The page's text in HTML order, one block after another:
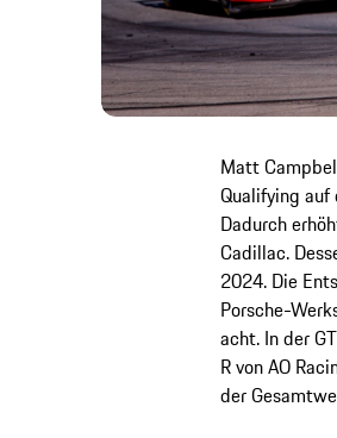
Matt
Qualifying
Dadurch
Cadillac.
2024. Die
Porsche-
acht. In der
R von AO
der